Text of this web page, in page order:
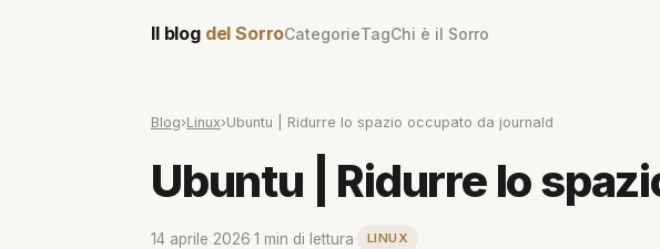
Il blog del SorroCategorieTagChi è il Sorro
Blog›Linux›Ubuntu | Ridurre lo spazio occupato da journald
Ubuntu | Ridurre lo
14 aprile 2026 1 min di lettura LINUX